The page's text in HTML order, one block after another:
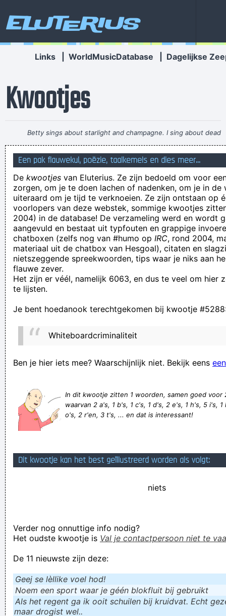
Eluterius
Links WorldMusicDatabase Dagelijkse
Kwootjes
Betty sings about starlight and champagne. I sing about dead
rabbits and blow jobs. When I say music is violence, she says
it´s love; when I say it´s math, she says it´s tap dancing.
Kristin Hersh
Doos deze oven
Dat ze kapotvallen! That they off fuck!
De vijfde golf, de tiende wolf
Lekke band voor, wat een timing! De slimste, heb ik me laten
vertellen. Ai. Losjes op het stuur
de kok horen fluiten maar niet weten waar de lepel hangt
En de kopbal van Samatta was van te dichtbij en Trossard van
hebben als we eerlijk zijn...
Mijn baas ziet eruit alsof hij ontworpen werd door kamagurka
hoge bomen vangen geen vis
haar bek te gisten als haar moeder belt.
Een remspoor is verder een term die in de volksmond wordt
gebruikt voor achtergebleven ontlasting in een toilet of
Jason you might be able to help me out here.. why is it as
Een pak flauwekul, poëzie, taalkemels en dies meer...
De kwootjes van Eluterius. Ze zijn bedoeld om voor
zorgen, om je te doen lachen of nadenken, om je in de
uiteraard om je tijd te verknoeien. Ze zijn ontstaan op
voorlopers van deze webstek, sommige kwootjes
2004) in de database! De verzameling werd en wordt
aangevuld en bestaat uit typfouten en grappige
chatboxen (zelfs nog van #humo op IRC, rond 2004,
materiaal uit de chatbox van Hesgoal), citaten en
nietszeggende spreekwoorden, tips waar je niks aan
flauwe zever.
Het zijn er véél, namelijk 6063, en dus te veel om hier
te lijsten.
Je bent hoedanook terechtgekomen bij kwootje
Whiteboardcriminaliteit
Ben je hier iets mee? Waarschijnlijk niet. Bekijk eens
In dit kwootje zitten 1 woorden, samen goed voor
waarvan 2 a's, 1 b's, 1 c's, 1 d's, 2 e's, 1 h's, 5 i's, 1
o's, 2 r'en, 3 t's, ... en dat is interessant!
Dit kwootje kan het best geïllustreerd worden als volgt:
niets
Verder nog onnuttige info nodig?
Het oudste kwootje is Val je contactpersoon niet te
De 11 nieuwste zijn deze:
Geej se lèllike voel hod!
Noem een sport waar je géén blokfluit bij gebruikt
Als het regent ga ik ooit schuilen bij kruidvat. Echt
maar drogist wel..